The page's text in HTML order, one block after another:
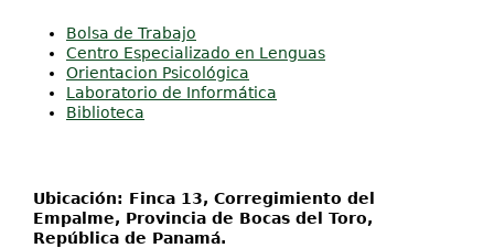
Investigación
Bolsa de Trabajo
Centro Especializado en Lenguas
Orientacion Psicológica
Laboratorio de Informática
Biblioteca
Ubicación: Finca 13, Corregimiento del
Empalme, Provincia de Bocas del Toro,
República de Panamá.